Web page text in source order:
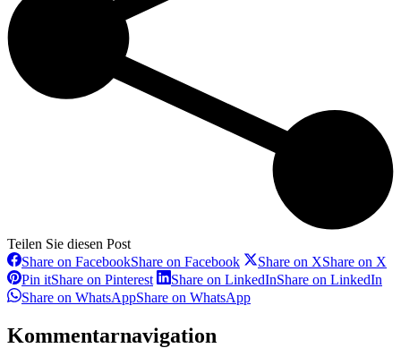
Teilen Sie diesen Post
Share on FacebookShare on Facebook Share on XShare on X
Pin itShare on Pinterest Share on LinkedInShare on LinkedIn
Share on WhatsAppShare on WhatsApp
Kommentarnavigation